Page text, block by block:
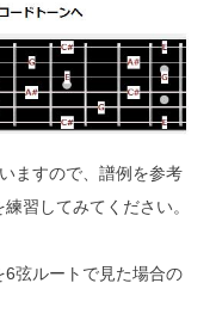
ますので、譜例を参考
習してみてください。
弦ルートで見た場合の